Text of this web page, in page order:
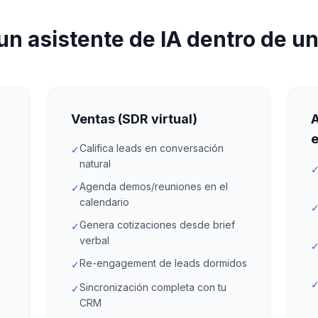
asistente de IA dentro de
Ventas (SDR virtual)
✓Califica leads en conversación
natural
✓Agenda demos/reuniones en el
calendario
✓Genera cotizaciones desde brief
verbal
✓Re-engagement de leads dormidos
✓Sincronización completa con tu
CRM